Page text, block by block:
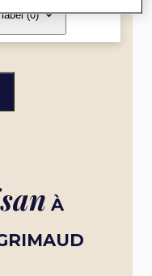
label(0)
À